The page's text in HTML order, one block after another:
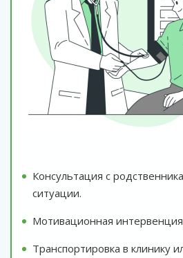
Консультация с
ситуации.
Мотивационная
Транспортировка в клинику